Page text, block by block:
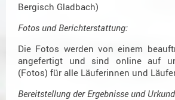
Bergisch Gladbach)
Fotos und Berichterstattung:
Die Fotos werden von einem
angefertigt und sind online auf
(Fotos) für alle Läuferinnen und
Bereitstellung der Ergebnisse und